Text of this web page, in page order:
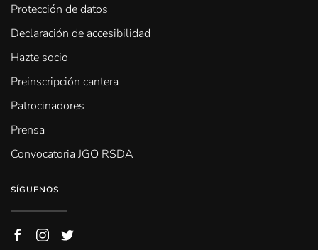
Protección de datos
Declaración de accesibilidad
Hazte socio
Preinscripción cantera
Patrocinadores
Prensa
Convocatoria JGO RSDA
SÍGUENOS